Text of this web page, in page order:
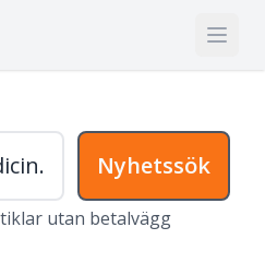
Nyhetssök
utan betalvägg